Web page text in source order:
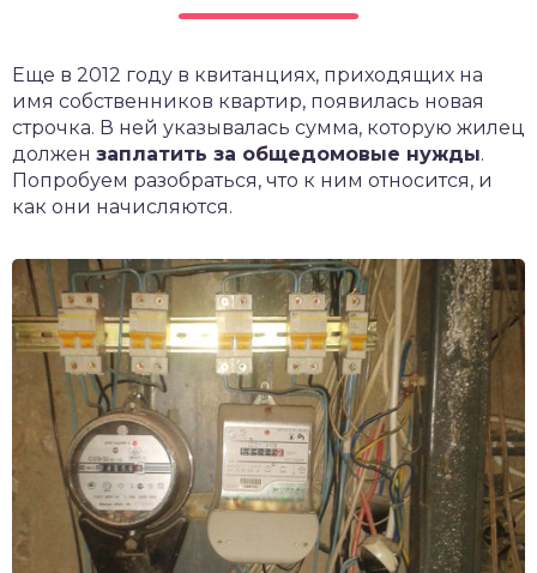
Еще в 2012 году в квитанциях, приходящих на
имя собственников квартир, появилась новая
строчка. В ней указывалась сумма, которую жилец
должен заплатить за общедомовые нужды.
Попробуем разобраться, что к ним относится, и
как они начисляются.
крыши и кровли
и уход